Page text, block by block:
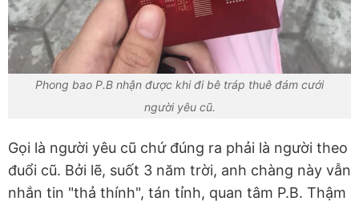
Phong bao P.B nhận được khi đi bê tráp thuê đám cưới
người yêu cũ.
Gọi là người yêu cũ chứ đúng ra phải là người theo
đuổi cũ. Bởi lẽ, suốt 3 năm trời, anh chàng này vẫn
nhắn tin "thả thính", tán tỉnh, quan tâm P.B. Thậm